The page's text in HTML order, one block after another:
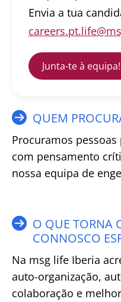
Envia a tua
Junta-te à equipa!
QUEM
Procuramos
com pensamento
nossa equipa de
O QUE TORNA
CONNOSCO
Na msg life Iberia
auto-organização,
colaboração e